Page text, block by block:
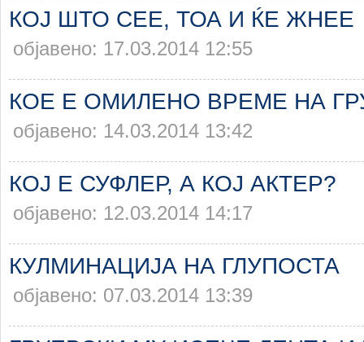
КОЈ ШТО СЕЕ, ТОА И ЌЕ ЖНЕЕ
објавено: 17.03.2014 12:55
КОЕ Е ОМИЛЕНО ВРЕМЕ НА
објавено: 14.03.2014 13:42
КОЈ Е СУФЛЕР, А КОЈ АКТЕР?
објавено: 12.03.2014 14:17
КУЛМИНАЦИЈА НА ГЛУПОСТА
објавено: 07.03.2014 13:39